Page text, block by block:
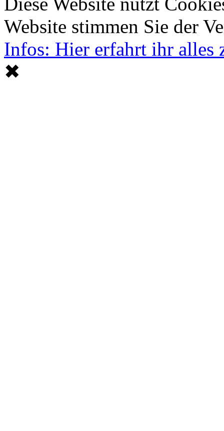
Website stimmen Sie der
Infos: Hier erfahrt ihr alles
✖